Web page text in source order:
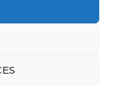
Linkedin